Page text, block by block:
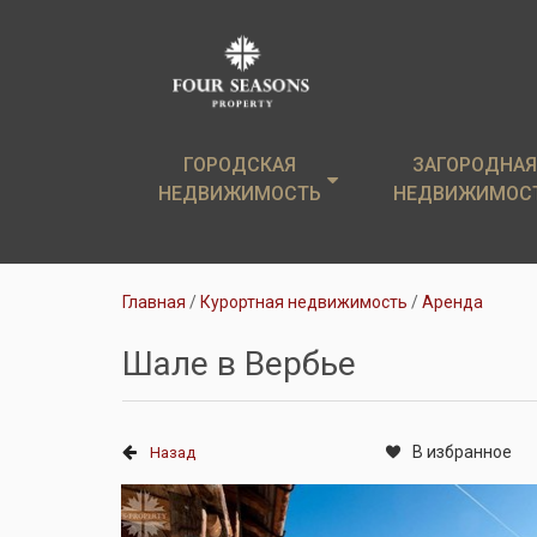
ГОРОДСКАЯ
НЕДВИЖИМОСТЬ
ГОРОДСКАЯ
НЕДВИЖИМОСТЬ
Элитные квартиры
Аренда
ЗАГОРОДНАЯ
ЗАГОРОДНАЯ
Земельные
Главная Курортная недвижимость Аренда
Шале в Вербье
Назад В избранное